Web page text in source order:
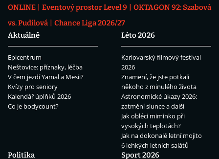
ONLINE
Eventový prostor Level 9
OKTAGON 92: Szabová
vs. Pudilová
Chance Liga 2026/27
Aktuálně
Epicentrum
Neštovice: příznaky, léčba
V čem jezdí Yamal a Mesii?
Kvízy pro seniory
Kalendář úplňků 2026
Co je bodycount?
Léto 2026
Karlovarský filmový festival
2026
Znamení, že jste potkali
někoho z minulého života
Astronomické úkazy 2026:
zatmění slunce a další
Jak obléci miminko při
vysokých teplotách?
Jak na dokonalé letní mojito
6 lehkých letních salátů
Politika
Sport 2026